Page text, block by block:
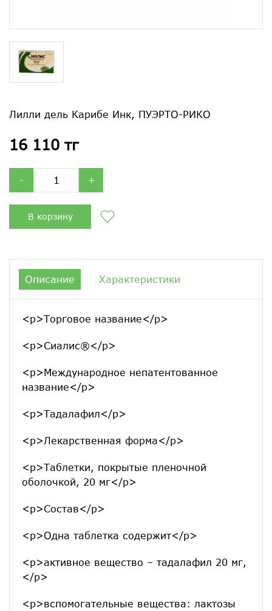
Лилли дель Карибе Инк, ПУЭРТО-РИКО
16 110 тг
- +
В корзину
Описание Характеристики
<p>Торговое название</p>
<p>Сиалис®</p>
<p>Международное непатентованное
название</p>
<p>Тадалафил</p>
<p>Лекарственная форма</p>
<p>Таблетки, покрытые пленочной
оболочкой, 20 мг</p>
<p>Состав</p>
<p>Одна таблетка содержит</p>
<p>активное вещество – тадалафил 20 мг,
</p>
<p>вспомогательные вещества: лактозы